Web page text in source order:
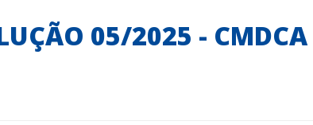
05/2025 - CMDCA